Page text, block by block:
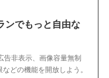
ンでもっと自由な
告非表示、画像容量無制
どの機能を開放しよう。